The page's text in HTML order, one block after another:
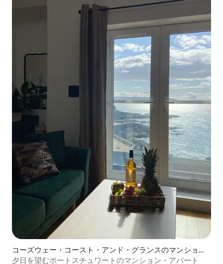
コーズウェー・コースト・アンド・グランスのマンショ
ン・アパート
夕日を望むポートスチュワートのマンション・アパート